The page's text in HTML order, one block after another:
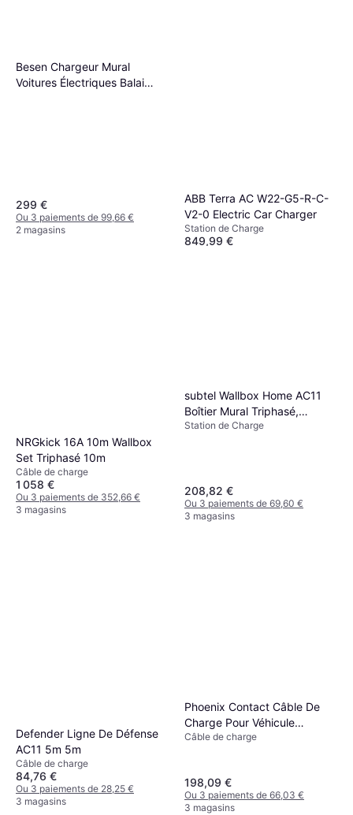
Besen Chargeur Mural
Voitures Électriques Balai
299 €
Ou 3 paiements de 99,66 €
2 magasins
ABB Terra AC W22-G5-R-C-
V2-0 Electric Car Charger
Station de Charge
849,99 €
NRGkick 16A 10m Wallbox
Set Triphasé 10m
Câble de charge
1 058 €
Ou 3 paiements de 352,66 €
3 magasins
subtel Wallbox Home AC11
Boîtier Mural Triphasé,
Monophasé 5m
Station de Charge
208,82 €
Ou 3 paiements de 69,60 €
3 magasins
Defender Ligne De Défense
AC11 5m 5m
Câble de charge
84,76 €
Ou 3 paiements de 28,25 €
3 magasins
Phoenix Contact Câble De
Charge Pour Véhicule
Électrique 6.5 m
Câble de charge
198,09 €
Ou 3 paiements de 66,03 €
3 magasins